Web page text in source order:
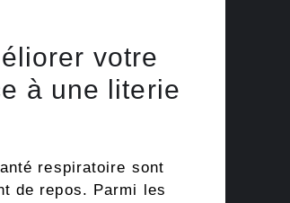
votre
à une literie
respiratoire sont
de repos. Parmi les